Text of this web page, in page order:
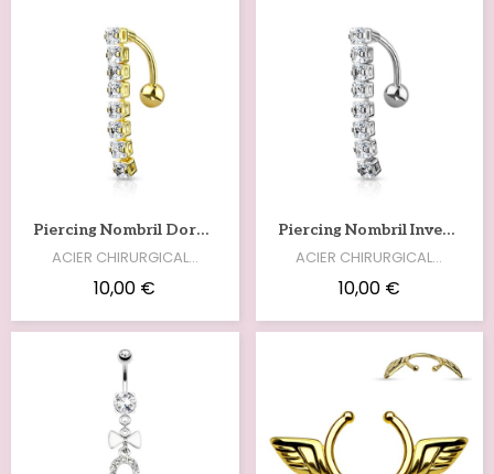
Voir Piercing Nombril Doré Inversé Avec Pendentif Strass NOM196D
ACIER CHIRURGICAL…
10,00 €
Voir Piercing Nombril Inversé Strass Avec 8 Zirconiums Blancs NOM196G
ACIER CHIRURGICAL…
10,00 €